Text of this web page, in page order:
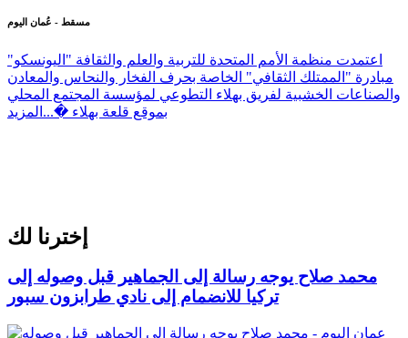
اعتمدت منظمة الأمم المتحدة للتربية والعلم والثقافة "اليونسكو"
مبادرة "الممتلك الثقافي" الخاصة بحرف الفخار والنحاس والمعادن
والصناعات الخشبية لفريق بهلاء التطوعي لمؤسسة المجتمع المحلي
إخترنا لك
محمد صلاح يوجه رسالة إلى الجماهير قبل وصوله إلى
تركيا للانضمام إلى نادي طرابزون سبور